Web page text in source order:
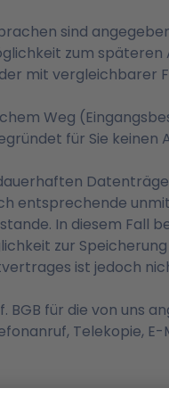
sind
zum
mit vergleichbarer
Weg
für Sie keinen
entsprechende
In diesem Fall
zur
ist jedoch
BGB für die von uns
Telekopie, E-